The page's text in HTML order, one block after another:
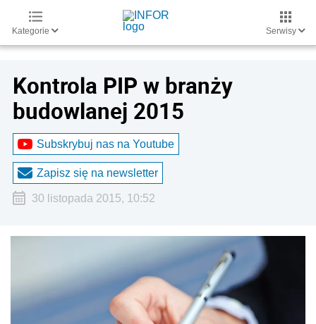
Kategorie Serwisy
Kontrola PIP w branży
budowlanej 2015
Subskrybuj nas na Youtube
Zapisz się na newsletter
30 listopada 2015, 10:52